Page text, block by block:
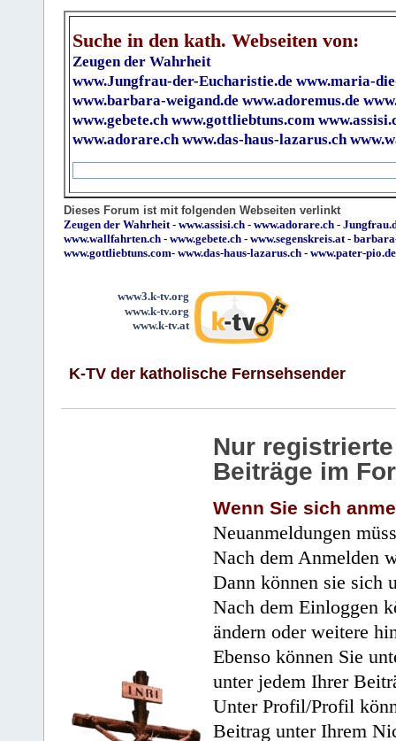
Suche in den kath. Webseiten von:
Zeugen der Wahrheit
www.Jungfrau-der-Eucharistie.de www.maria-
www.barbara-weigand.de www.adoremus.de
www.gebete.ch www.gottliebtuns.com
www.adorare.ch www.das-haus-lazarus.ch
Dieses Forum ist mit folgenden Webseiten verlinkt
Zeugen der Wahrheit - www.assisi.ch - www.adorare.ch -
www.wallfahrten.ch - www.gebete.ch - www.segenskreis.at -
www.gottliebtuns.com- www.das-haus-lazarus.ch - www.pater-pio.de
www3.k-tv.org
www.k-tv.org
www.k-tv.at
K-TV der katholische Fernsehsender
Nur
Beiträge im
Wenn Sie sich
Neuanmeldungen
Nach dem Anmelden
Dann können sie sich
Nach dem Einloggen
ändern oder weitere
Ebenso können Sie
unter jedem Ihrer
Unter Profil/Profil
Beitrag unter Ihrem